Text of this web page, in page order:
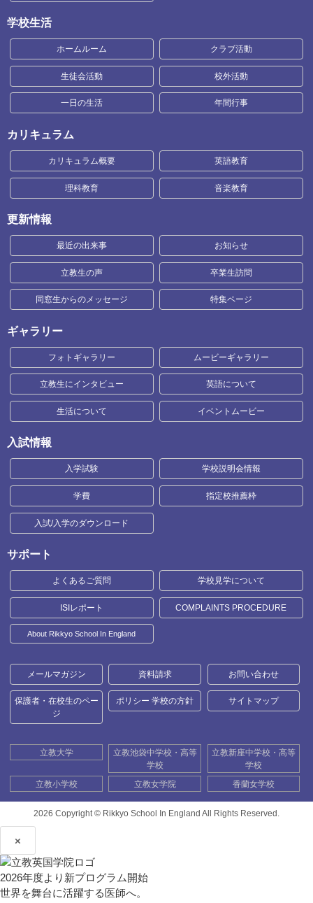
学校生活
ホームルーム クラブ活動
生徒会活動 校外活動
一日の生活 年間行事
カリキュラム
カリキュラム概要 英語教育
理科教育 音楽教育
更新情報
最近の出来事 お知らせ
立教生の声 卒業生訪問
同窓生からのメッセージ 特集ページ
ギャラリー
フォトギャラリー ムービーギャラリー
立教生にインタビュー 英語について
生活について イベントムービー
入試情報
入学試験 学校説明会情報
学費 指定校推薦枠
入試/入学のダウンロード
サポート
よくあるご質問 学校見学について
ISIレポート COMPLAINTS PROCEDURE
About Rikkyo School In England
メールマガジン 資料請求 お問い合わせ
保護者・在校生のペー
ジ
ポリシー 学校の方針 サイトマップ
立教大学
立教池袋中学校・高等
学校
立教新座中学校・高等
学校
立教小学校
立教女学院 香蘭女学校
2026 Copyright © Rikkyo School In England All Rights Reserved.
×
2026年度より新プログラム開始
世界を舞台に活躍する医師へ。